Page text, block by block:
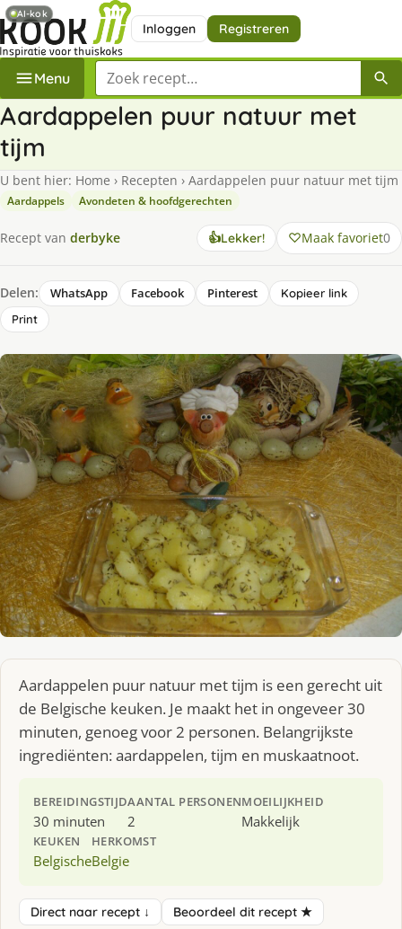
Inloggen Registreren
Menu Zoek een recept
Aardappelen puur natuur met
tijm
U bent hier: Home › Recepten › Aardappelen puur natuur met tijm
Aardappels Avondeten & hoofdgerechten
Recept van derbyke 👍Lekker! Maak favoriet0
Delen: WhatsApp Facebook Pinterest
Kopieer link
Print
Aardappelen puur natuur met tijm is een gerecht uit
de Belgische keuken. Je maakt het in ongeveer 30
minuten, genoeg voor 2 personen. Belangrijkste
ingrediënten: aardappelen, tijm en muskaatnoot.
BEREIDINGSTIJD
30 minuten
AANTAL PERSONEN
2
MOEILIJKHEID
Makkelijk
KEUKEN
Belgische
HERKOMST
Belgie
Direct naar recept ↓ Beoordeel dit recept ★
AI-kok